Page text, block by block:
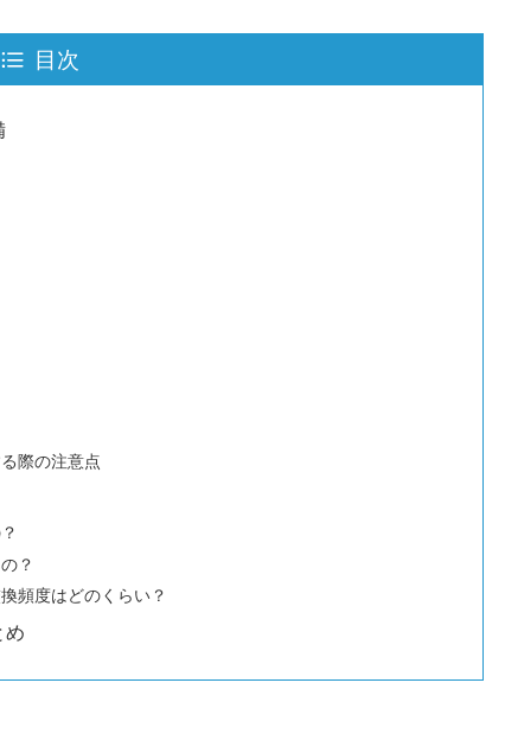
目次
際の注意点
？
頻度はどのくらい？
め